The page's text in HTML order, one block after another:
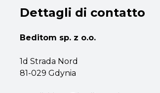
Dettagli di contatto
Beditom sp. z o.o.
1d Strada Nord
81-029 Gdynia